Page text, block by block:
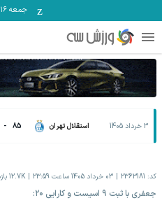
جمعه ۱۶ مرداد
3 خرداد 1405 استقلال تهران 85
-
کد: 2363181 03 خرداد 1405 ساعت 23:59 12.7K
جعفری با ثبت ۹ اسیست و کارایی ۲۰: